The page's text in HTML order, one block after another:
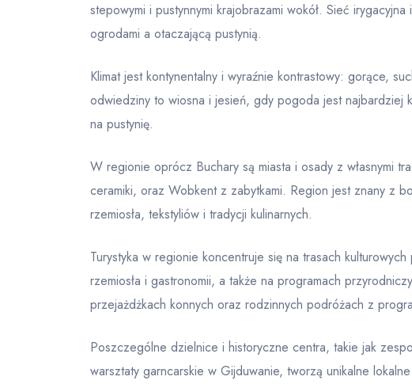
stepowymi i pustynnymi krajobrazami wokół. Sieć
ogrodami a otaczającą pustynią.
Klimat jest kontynentalny i wyraźnie kontrastowy: gorące,
odwiedziny to wiosna i jesień, gdy pogoda jest
na pustynię.
W regionie oprócz Buchary są miasta i osady z własnymi
ceramiki, oraz Wobkent z zabytkami. Region jest znany z
rzemiosła, tekstyliów i tradycji kulinarnych.
Turystyka w regionie koncentruje się na trasach
rzemiosła i gastronomii, a także na programach
przejażdżkach konnych oraz rodzinnych podróżach z
Poszczególne dzielnice i historyczne centra, takie jak
warsztaty garncarskie w Gijduwanie, tworzą unikalne